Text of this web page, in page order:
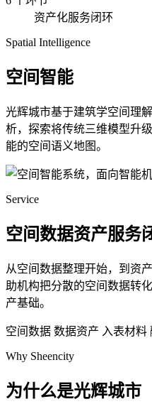
资产化服务闭环
Spatial Intelligence
空间智能
光辉城市基于建筑学空间理
析，探索将传统三维模型升
能的空间语义地图。
Service
空间数据资产服务
从空间数据整理开始，到资
助机构把分散的空间数据转
产基础。
空间数据 数据资产 入表材料
Why Sheencity
为什么是光辉城市